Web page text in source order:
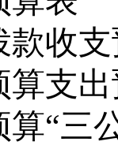
款收支
算支出
算“三